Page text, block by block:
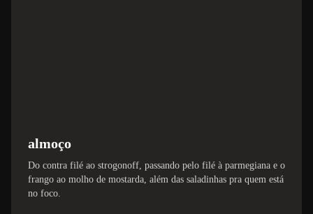
almoço
Do contra filé ao strogonoff, passando pelo filé à parmegiana e o
frango ao molho de mostarda, além das saladinhas pra quem está
no foco.